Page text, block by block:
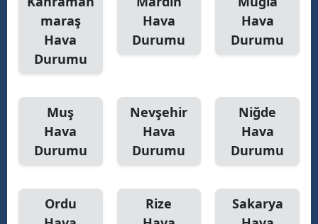
maraş
Hava
Durumu
Hava
Durumu
Hava
Durumu
Muş
Hava
Durumu
Nevşehir
Hava
Durumu
Niğde
Hava
Durumu
Ordu
Rize
Sakarya